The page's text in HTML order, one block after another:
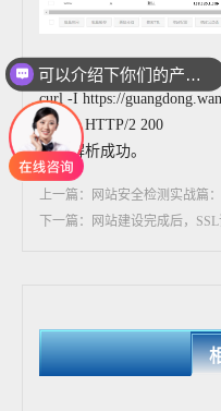
第3步，验证域名解析响应
curl -I https://
输出：HTTP/2 200
域名解析成功。
上一篇：网站安全检测实战篇
下一篇：网站建设完成后，SSL
你们是怎么收费的呢